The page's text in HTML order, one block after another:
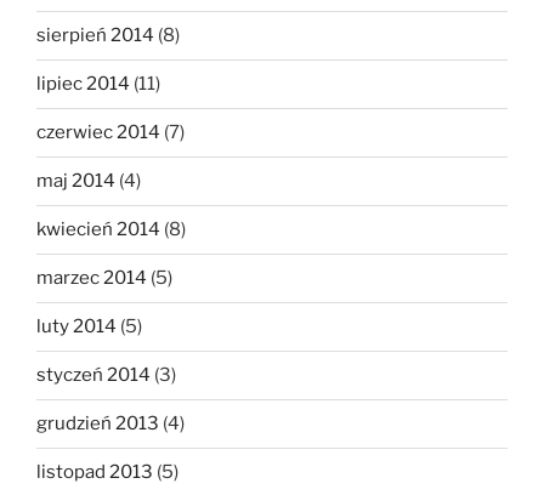
sierpień 2014 (8)
lipiec 2014 (11)
czerwiec 2014 (7)
maj 2014 (4)
kwiecień 2014 (8)
marzec 2014 (5)
luty 2014 (5)
styczeń 2014 (3)
grudzień 2013 (4)
listopad 2013 (5)